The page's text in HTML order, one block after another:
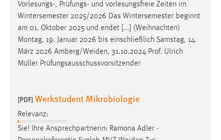
Vorlesungs-, Prüfungs- und vorlesungsfreie Zeiten im
Wintersemester 2025/2026 Das Wintersemester beginnt
am 01. Oktober 2025 und endet [...] (Weihnachten)
Montag, 19. Januar 2026 bis einschließlich Samstag, 14.
März 2026 Amberg/Weiden, 31.10.2024 Prof. Ulrich
Müller Prüfungsausschussvorsitzender
[PDF] Werkstudent Mikrobiologie
Relevanz:
Sie! Ihre Ansprechpartnerin: Ramona Adler -